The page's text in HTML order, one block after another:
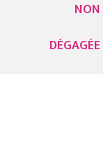
NON
DÉGAGÉE